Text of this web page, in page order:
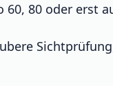
60, 80 oder erst